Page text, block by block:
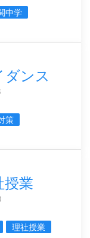
中学
ダンス
策
授業
理社授業